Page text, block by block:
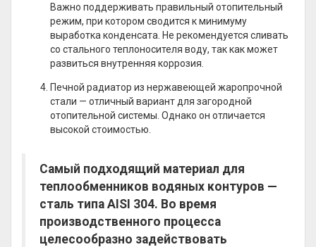
Важно поддерживать правильный отопительный
режим, при котором сводится к минимуму
выработка конденсата. Не рекомендуется сливать
со стального теплоносителя воду, так как может
развиться внутренняя коррозия.
Печной радиатор из нержавеющей жаропрочной
стали — отличный вариант для загородной
отопительной системы. Однако он отличается
высокой стоимостью.
Самый подходящий материал для
теплообменников водяных контуров —
сталь типа AISI 304. Во время
производственного процесса
целесообразно задействовать